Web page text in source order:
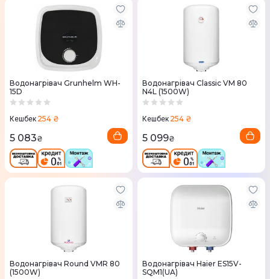
Водонагрівач Grunhelm WH-
15D
Кешбек 254 ₴
5 083₴
Водонагрівач Classic VM 80
N4L (1500W)
Кешбек 254 ₴
5 099₴
Водонагрівач Round VMR 80
(1500W)
Водонагрівач Haier ES15V-
SQM1(UA)